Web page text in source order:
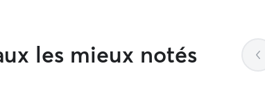
les mieux notés